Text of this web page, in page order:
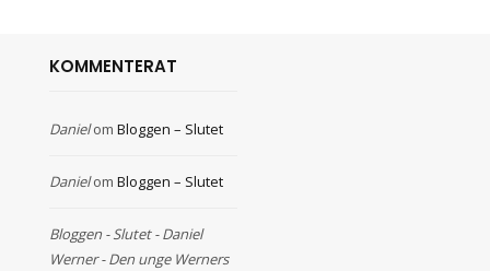
KOMMENTERAT
Danielom Bloggen – Slutet
Danielom Bloggen – Slutet
Bloggen - Slutet - Daniel
Werner - Den unge Werners